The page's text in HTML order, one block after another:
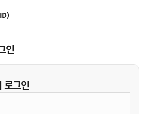
인
로그인